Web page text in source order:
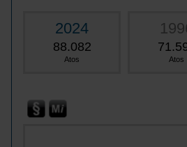
2024
88.082
Atos Atos